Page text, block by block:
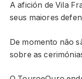
A afición de Vila
seus maiores
De momento não
sobre as